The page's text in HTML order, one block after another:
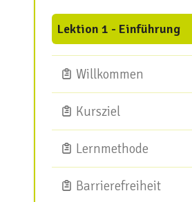
Lektion 1 - Einführung
Willkommen
Kursziel
Lernmethode
Barrierefreiheit